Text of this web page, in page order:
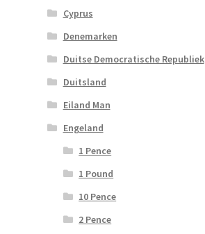
Cyprus
Denemarken
Duitse Democratische Republiek
Duitsland
Eiland Man
Engeland
1 Pence
1 Pound
10 Pence
2 Pence